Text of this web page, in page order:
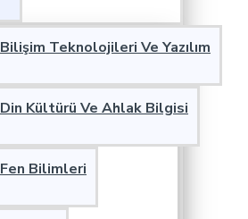
Bilişim Teknolojileri Ve Yazılım
Din Kültürü Ve Ahlak Bilgisi
Fen Bilimleri